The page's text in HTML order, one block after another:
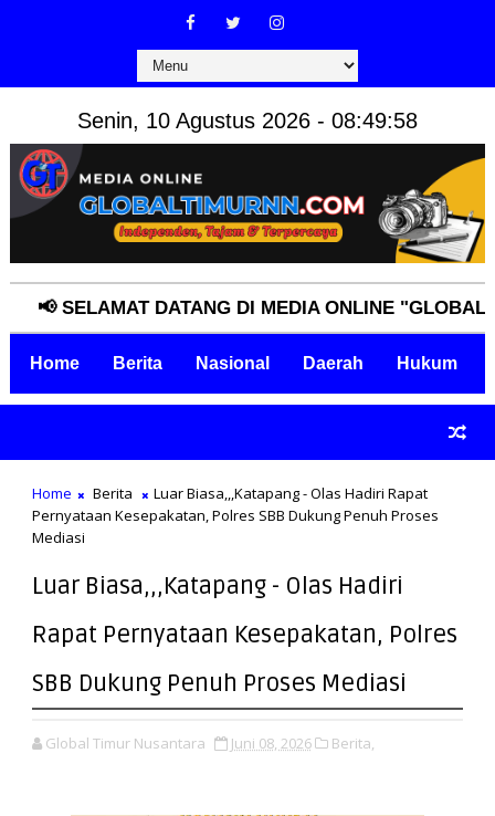
Senin, 10 Agustus 2026 - 08:49:59
SELAMAT DATANG DI MEDIA ONLINE
Home Berita Nasional Daerah Hukum
Home Berita
Luar Biasa,,,Katapang - Olas Hadiri Rapat
Pernyataan Kesepakatan, Polres SBB Dukung Penuh Proses
Mediasi
Luar Biasa,,,Katapang - Olas Hadiri
Rapat Pernyataan Kesepakatan, Polres
SBB Dukung Penuh Proses Mediasi
Global Timur Nusantara Juni 08, 2026 Berita,